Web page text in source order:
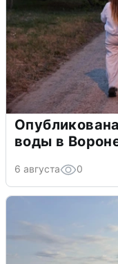
воды в
6 августа 0